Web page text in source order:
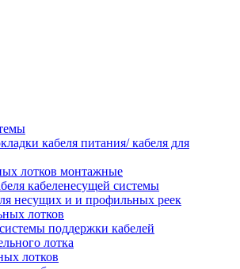
кабеля питания/ кабеля для
лотков монтажные
кабеленесущей системы
несущих и и профильных реек
лотков
поддержки кабелей
лотка
лотков